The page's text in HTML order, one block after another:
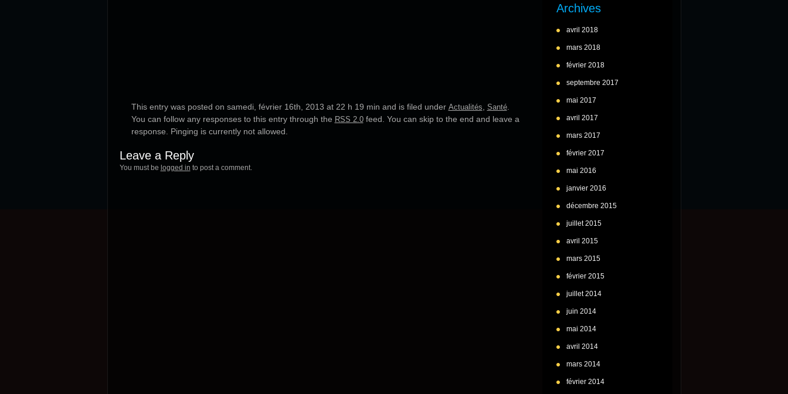
This entry was posted on samedi, février 16th, 2013 at 22 h 19 min and is filed under Actualités Santé.
You can follow any responses to this entry through the RSS 2.0feed. You can skip to the end and leave a
response. Pinging is currently not allowed.
Leave a Reply
You must be logged in to post a comment.
Archives
avril 2018
mars 2018
février 2018
septembre 2017
mai 2017
avril 2017
mars 2017
février 2017
mai 2016
janvier 2016
décembre 2015
juillet 2015
avril 2015
mars 2015
février 2015
juillet 2014
juin 2014
mai 2014
avril 2014
mars 2014
février 2014